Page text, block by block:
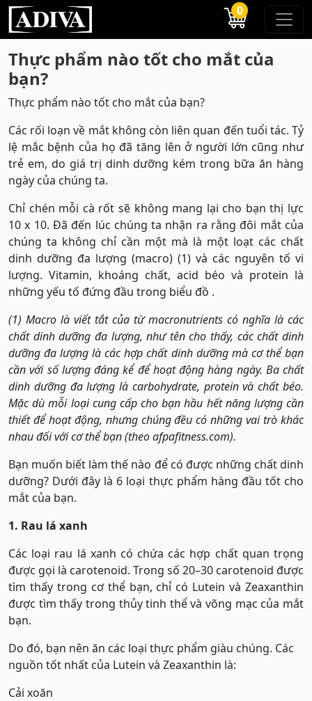
0
Thực phẩm nào tốt cho mắt của
bạn?
Thực phẩm nào tốt cho mắt của bạn?
Các rối loạn về mắt không còn liên quan đến tuổi tác. Tỷ
lệ mắc bệnh của họ đã tăng lên ở người lớn cũng như
trẻ em, do giá trị dinh dưỡng kém trong bữa ăn hàng
ngày của chúng ta.
Chỉ chén mỗi cà rốt sẽ không mang lại cho bạn thị lực
10 x 10. Đã đến lúc chúng ta nhận ra rằng đôi mắt của
chúng ta không chỉ cần một mà là một loạt các chất
dinh dưỡng đa lượng (macro) (1) và các nguyên tố vi
lượng. Vitamin, khoáng chất, acid béo và protein là
những yếu tố đứng đầu trong biểu đồ .
(1) Macro là viết tắt của từ macronutrients có nghĩa là các
chất dinh dưỡng đa lượng, như tên cho thấy, các chất dinh
dưỡng đa lượng là các hợp chất dinh dưỡng mà cơ thể bạn
cần với số lượng đáng kể để hoạt động hàng ngày. Ba chất
dinh dưỡng đa lượng là carbohydrate, protein và chất béo.
Mặc dù mỗi loại cung cấp cho bạn hầu hết năng lượng cần
thiết để hoạt động, nhưng chúng đều có những vai trò khác
nhau đối với cơ thể bạn (theo afpafitness.com).
Bạn muốn biết làm thế nào để có được những chất dinh
dưỡng? Dưới đây là 6 loại thực phẩm hàng đầu tốt cho
mắt của bạn.
1. Rau lá xanh
Các loại rau lá xanh có chứa các hợp chất quan trọng
được gọi là carotenoid. Trong số 20–30 carotenoid được
tìm thấy trong cơ thể bạn, chỉ có Lutein và Zeaxanthin
được tìm thấy trong thủy tinh thể và võng mạc của mắt
bạn.
Do đó, bạn nên ăn các loại thực phẩm giàu chúng. Các
nguồn tốt nhất của Lutein và Zeaxanthin là:
Cải xoăn